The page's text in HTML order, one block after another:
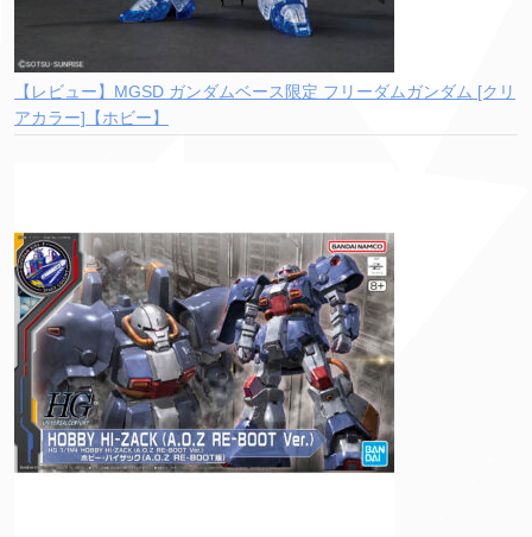
【レビュー】MGSD ガンダムベース限定 フリーダムガンダム [クリ
アカラー]【ホビー】